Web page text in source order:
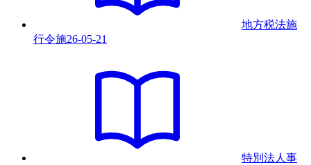
地方税法施
行令施26-05-21
特別法人事